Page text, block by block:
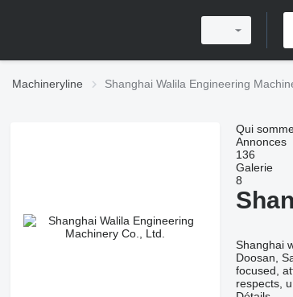
Machineryline Shanghai Walila Engineering
Qui
Annonces
136
Galerie
8
Shanghai
Doosan,
focused,
respects,